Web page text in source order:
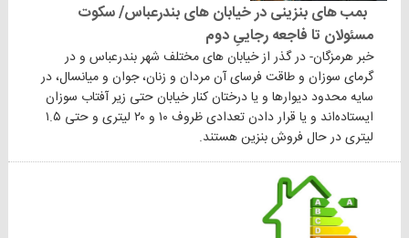
بمب های بنزینی در خیابان های بندرعباس/ سکوت
مسئولان تا فاجعه رجاییِ دوم
خبر هرمزگان- در گذر از خیابان های مختلف شهر بندرعباس و در
گرمای سوزان و طاقت فرسای آن مردان و زنان، جوان و میانسال، در
سایه محدود دیوارها و یا درختان کنار خیابان حتی زیر آفتاب سوزان
ایستاده‌اند و یا قرار دادن تعدادی ظروف ۱۰ و ۲۰ لیتری و حتی ۱.۵
لیتری در حال فروش بنزین هستند.